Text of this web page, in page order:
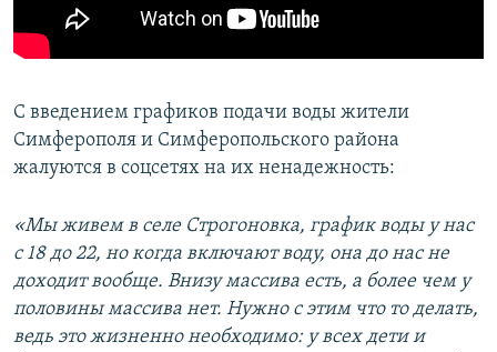
С введением графиков подачи воды жители
Симферополя и Симферопольского района
жалуются в соцсетях на их ненадежность:
«Мы живем в селе Строгоновка, график воды у нас
с 18 до 22, но когда включают воду, она до нас не
доходит вообще. Внизу массива есть, а более чем у
половины массива нет. Нужно с этим что то делать,
ведь это жизненно необходимо: у всех дети и